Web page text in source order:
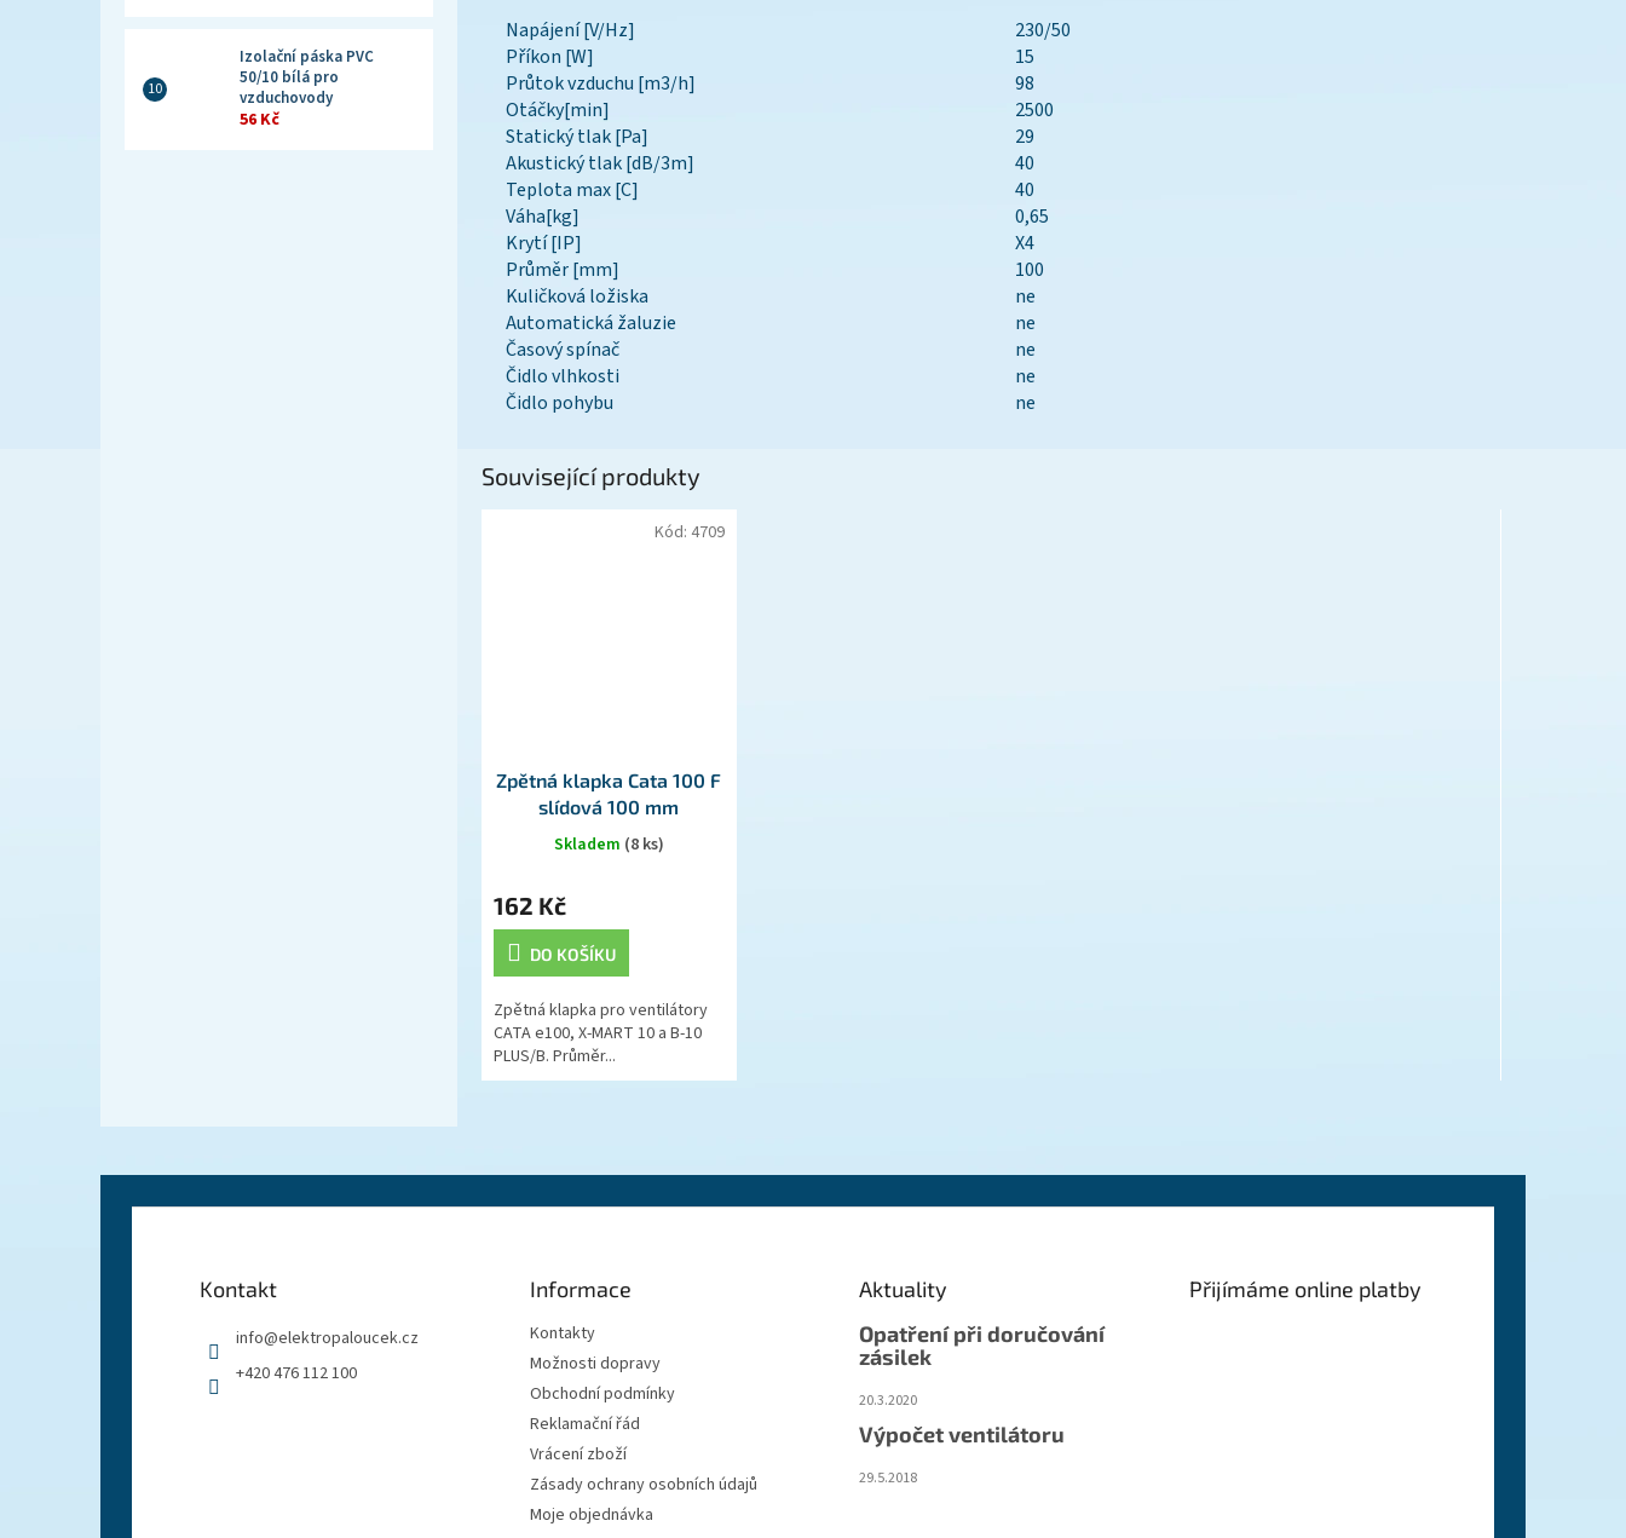
Izolační páska PVC
50/10 bílá pro
vzduchovody
56 Kč
Napájení [V/Hz]
230/50
Příkon [W]
15
Průtok vzduchu [m3/h]
98
Otáčky[min]
2500
Statický tlak [Pa]
29
Akustický tlak [dB/3m]
40
Teplota max [C]
40
Váha[kg]
0,65
Krytí [IP]
X4
Průměr [mm]
100
Kuličková ložiska
ne
Automatická žaluzie
ne
Časový spínač
ne
Čidlo vlhkosti
ne
Čidlo pohybu
ne
Související produkty
Zpětná klapka Cata 100 F
slídová 100 mm
Skladem (8 ks)
162 Kč
DO KOŠÍKU
Zpětná klapka pro ventilátory
CATA e100, X-MART 10 a B-10
PLUS/B. Průměr...
Kód: 4709
Kontakt
info@elektropaloucek.cz
+420 476 112 100
Informace
Kontakty
Možnosti dopravy
Obchodní podmínky
Reklamační řád
Vrácení zboží
Zásady ochrany osobních údajů
Moje objednávka
Aktuality
Opatření při doručování
zásilek
20.3.2020
Výpočet ventilátoru
29.5.2018
Přijímáme online platby